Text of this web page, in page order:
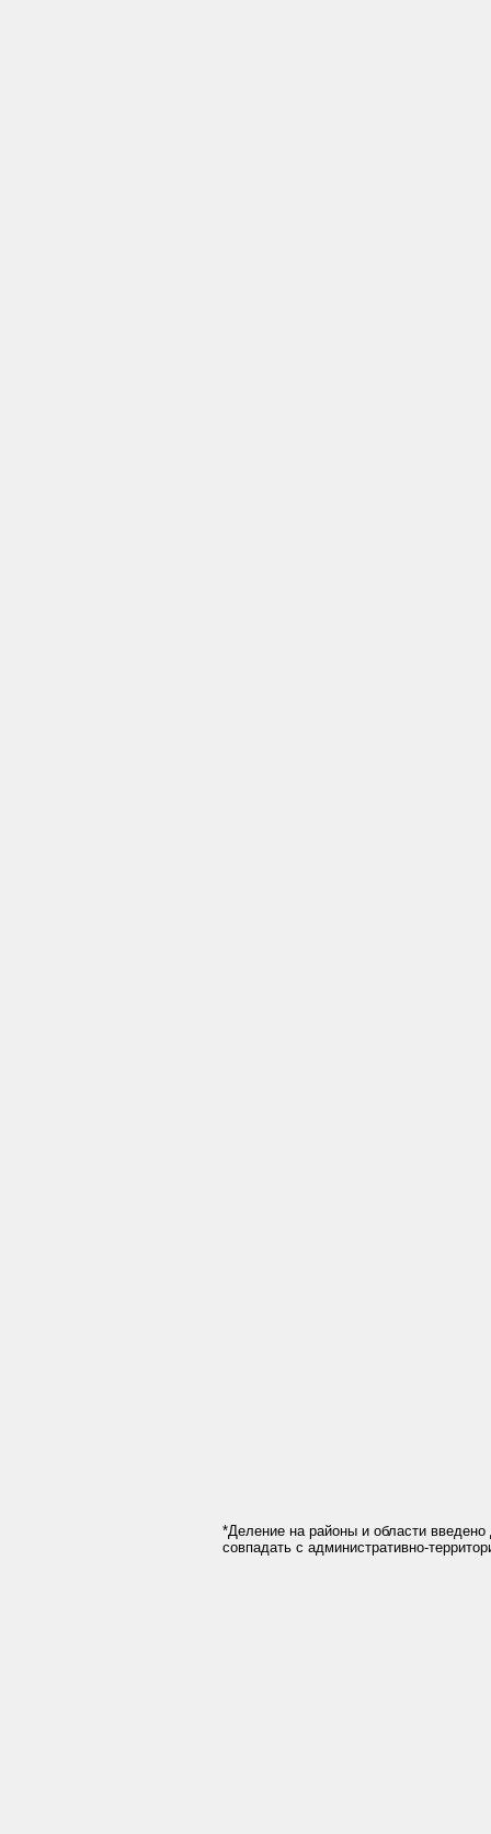
*Деление на районы и области введено
совпадать с административно-